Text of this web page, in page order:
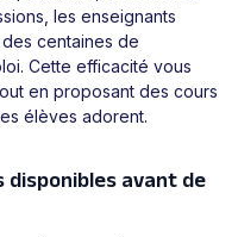
les enseignants
centaines de
Cette efficacité vous
en proposant des cours
élèves adorent.
avant de